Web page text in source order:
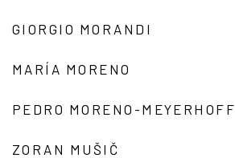
GIORGIO MORANDI
MARÍA MORENO
PEDRO MORENO-MEYERHOFF
ZORAN MUŠIČ